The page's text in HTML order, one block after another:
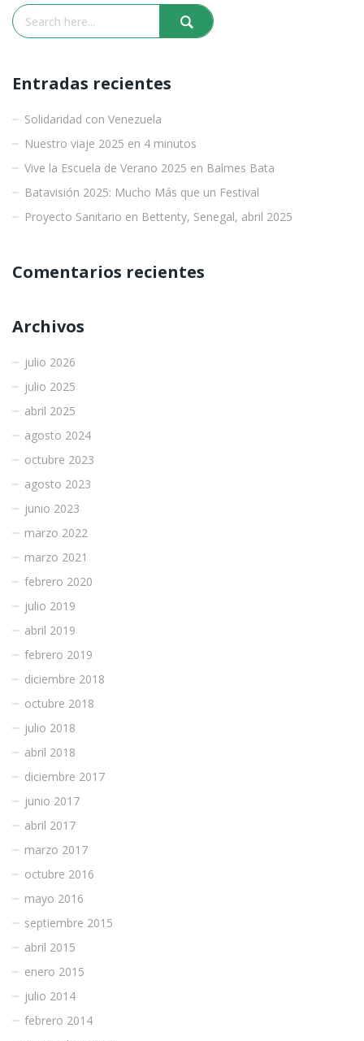
Entradas recientes
Solidaridad con Venezuela
Nuestro viaje 2025 en 4 minutos
Vive la Escuela de Verano 2025 en Balmes Bata
Batavisión 2025: Mucho Más que un Festival
Proyecto Sanitario en Bettenty, Senegal, abril 2025
Comentarios recientes
Archivos
julio 2026
julio 2025
abril 2025
agosto 2024
octubre 2023
agosto 2023
junio 2023
marzo 2022
marzo 2021
febrero 2020
julio 2019
abril 2019
febrero 2019
diciembre 2018
octubre 2018
julio 2018
abril 2018
diciembre 2017
junio 2017
abril 2017
marzo 2017
octubre 2016
mayo 2016
septiembre 2015
abril 2015
enero 2015
julio 2014
febrero 2014